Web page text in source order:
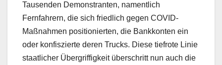
Tausenden Demonstranten, namentlich
Fernfahrern, die sich friedlich gegen COVID-
Maßnahmen positionierten, die Bankkonten ein
oder konfiszierte deren Trucks. Diese tiefrote Linie
staatlicher Übergriffigkeit überschritt nun auch die